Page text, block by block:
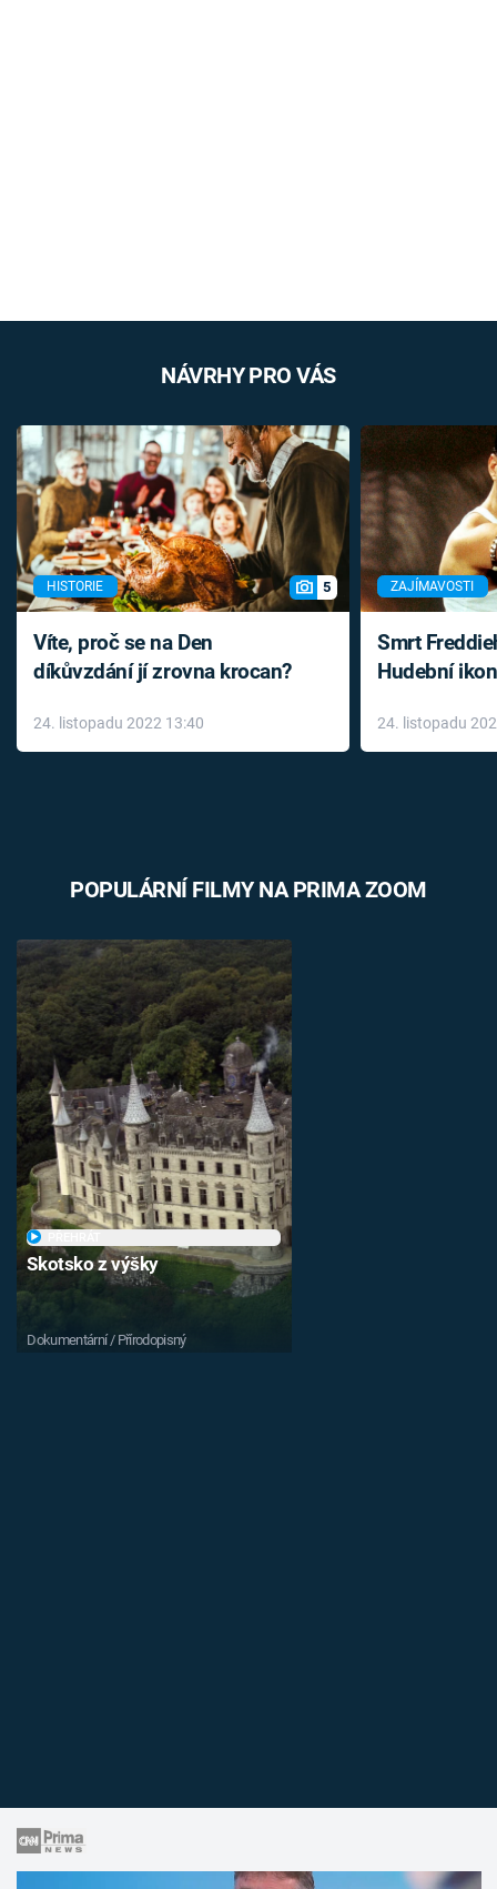
NÁVRHY PRO VÁS
HISTORIE 5
Víte, proč se na Den
díkůvzdání jí zrovna krocan?
24. listopadu 2022 13:40
ZAJÍMAVOSTI
Smrt
Hudební
léky
24. listopadu
POPULÁRNÍ FILMY NA PRIMA ZOOM
Skotsko z výšky
Dokumentární / Přírodopisný